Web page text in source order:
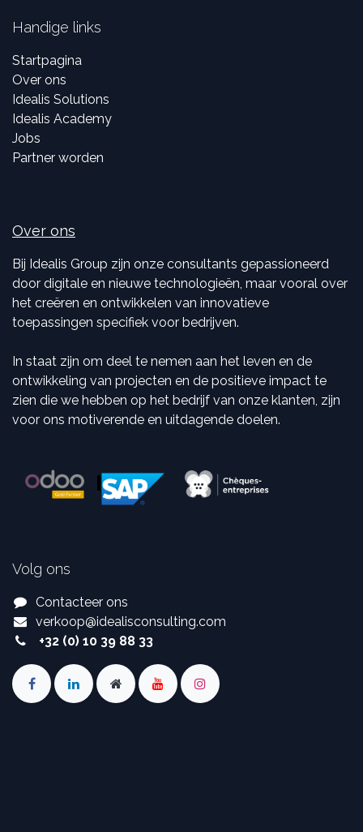
Handige links
Startpagina
Over ons
Idealis Solutions
Idealis Academy
Jobs
Partner worden
Over ons
Bij Idealis Group zijn onze consultants gepassioneerd
door digitale en nieuwe technologieën, maar vooral over
het creëren en ontwikkelen van innovatieve
toepassingen specifiek voor bedrijven.
In staat zijn om deel te nemen aan het leven en de
ontwikkeling van projecten en de positieve impact te
zien die we hebben op het bedrijf van onze klanten, zijn
voor ons motiverende en uitdagende doelen.
Volg ons
Contacteer ons
verkoop@idealisconsulting.com
+32 (0) 10 39 88 33